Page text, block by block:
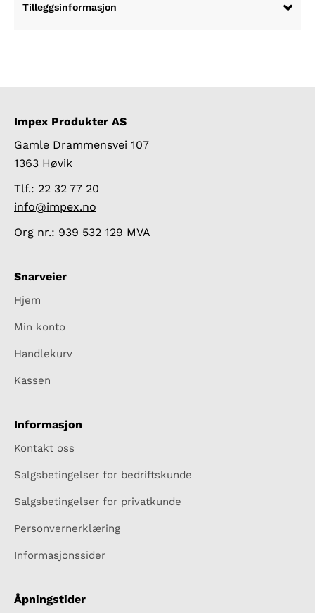
Tilleggsinformasjon
Impex Produkter AS
Gamle Drammensvei 107
1363 Høvik
Tlf.: 22 32 77 20
info@impex.no
Org nr.: 939 532 129 MVA
Snarveier
Hjem
Min konto
Handlekurv
Kassen
Informasjon
Kontakt oss
Salgsbetingelser for bedriftskunde
Salgsbetingelser for privatkunde
Personvernerklæring
Informasjonssider
Åpningstider